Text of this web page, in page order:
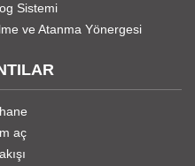
Sistemi
ve Atanma Yönergesi
aç